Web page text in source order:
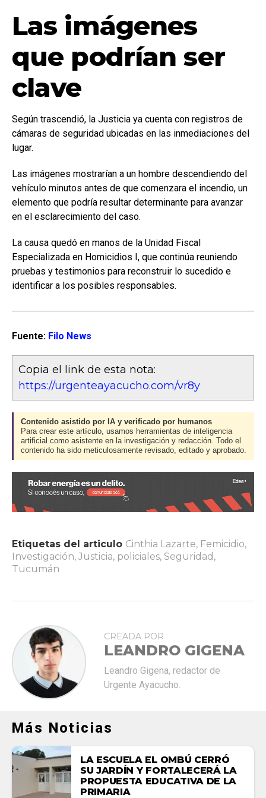
Las imágenes
que podrían ser
clave
Según trascendió, la Justicia ya cuenta con registros de
cámaras de seguridad ubicadas en las inmediaciones del
lugar.
Las imágenes mostrarían a un hombre descendiendo del
vehículo minutos antes de que comenzara el incendio, un
elemento que podría resultar determinante para avanzar
en el esclarecimiento del caso.
La causa quedó en manos de la Unidad Fiscal
Especializada en Homicidios I, que continúa reuniendo
pruebas y testimonios para reconstruir lo sucedido e
identificar a los posibles responsables.
Fuente: Filo News
Copia el link de esta nota:
https://urgenteayacucho.com/vr8y
Contenido asistido por IA y verificado por humanos
Para crear este artículo, usamos herramientas de inteligencia
artificial como asistente en la investigación y redacción. Todo el
contenido ha sido meticulosamente revisado, editado y aprobado.
Etiquetas del articulo Cinthia Lazarte, Femicidio,
Investigación, Justicia, policiales, Seguridad ,
Tucumán
CREADA POR
LEANDRO GIGENA
Leandro Gigena, redactor de
Urgente Ayacucho.
Más Noticias
LA ESCUELA EL OMBÚ CERRÓ
SU JARDÍN Y FORTALECERÁ LA
PROPUESTA EDUCATIVA DE LA
PRIMARIA